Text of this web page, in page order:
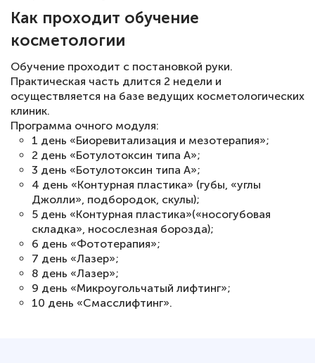
Как проходит обучение
косметологии
Обучение проходит с постановкой руки.
Практическая часть длится 2 недели и
осуществляется на базе ведущих косметологических
клиник.
Программа очного модуля:
1 день «Биоревитализация и мезотерапия»;
2 день «Ботулотоксин типа А»;
3 день «Ботулотоксин типа А»;
4 день «Контурная пластика» (губы, «углы
Джолли», подбородок, скулы);
5 день «Контурная пластика»(«носогубовая
складка», носослезная борозда);
6 день «Фототерапия»;
7 день «Лазер»;
8 день «Лазер»;
9 день «Микроугольчатый лифтинг»;
10 день «Смасслифтинг».